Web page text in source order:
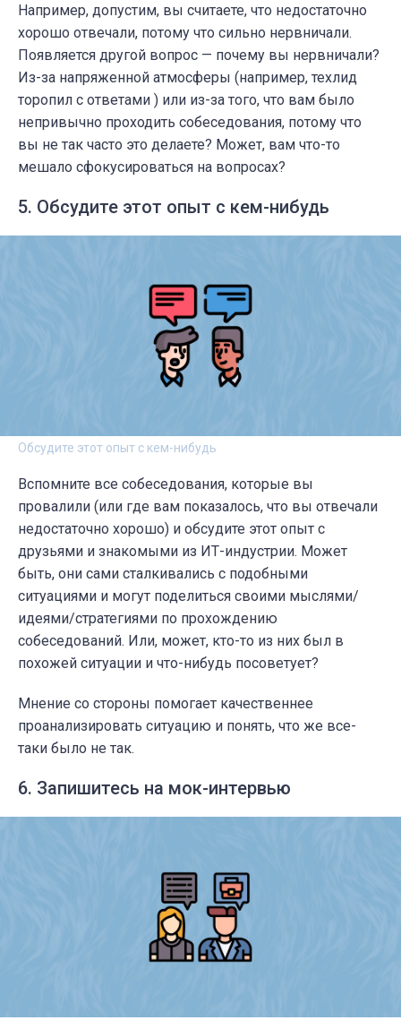
Например, допустим, вы считаете, что недостаточно
хорошо отвечали, потому что сильно нервничали.
Появляется другой вопрос — почему вы нервничали?
Из-за напряженной атмосферы (например, техлид
торопил с ответами ) или из-за того, что вам было
непривычно проходить собеседования, потому что
вы не так часто это делаете? Может, вам что-то
мешало сфокусироваться на вопросах?
5. Обсудите этот опыт с кем-нибудь
Обсудите этот опыт с кем-нибудь
Вспомните все собеседования, которые вы
провалили (или где вам показалось, что вы отвечали
недостаточно хорошо) и обсудите этот опыт с
друзьями и знакомыми из ИТ-индустрии. Может
быть, они сами сталкивались с подобными
ситуациями и могут поделиться своими мыслями/
идеями/стратегиями по прохождению
собеседований. Или, может, кто-то из них был в
похожей ситуации и что-нибудь посоветует?
Мнение со стороны помогает качественнее
проанализировать ситуацию и понять, что же все-
таки было не так.
6. Запишитесь на мок-интервью